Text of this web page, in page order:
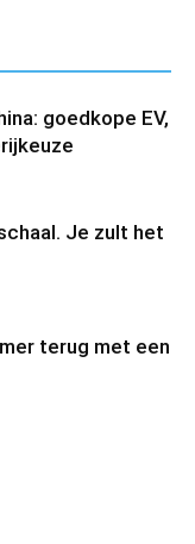
goedkope EV,
Je zult het
terug met een